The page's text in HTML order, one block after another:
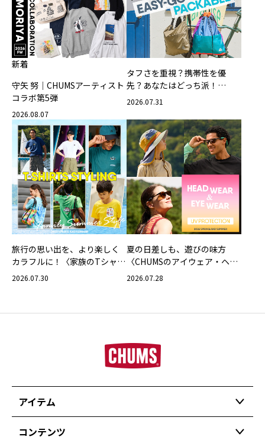
新着
守矢 努｜CHUMSアーティスト
コラボ第5弾
2026.08.07
タフさを重視？携帯性を優
先？あなたはどっち派！
CHUMSの軽量バッグ
2026.07.31
旅行の思い出を、より楽しく
カラフルに！〈家族のTシャツ
スタイリング特集〉
2026.07.30
夏の日差しも、遊びの味方
〈CHUMSのアイウェア・ヘッ
ドウェア〉
2026.07.28
アイテム
コンテンツ